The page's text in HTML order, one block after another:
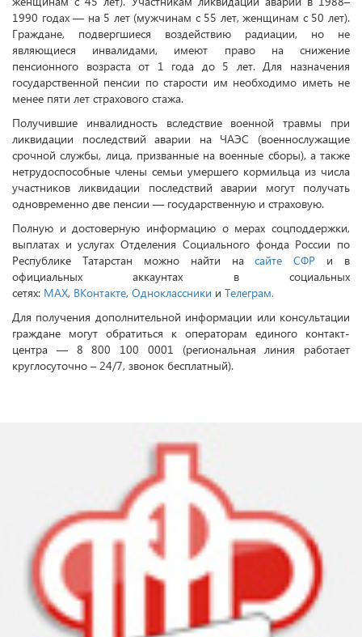
1990 годах — на 5 лет (мужчинам с 55 лет, женщинам с 50 лет).
Граждане, подвергшиеся воздействию радиации, но не
являющиеся инвалидами, имеют право на снижение
пенсионного возраста от 1 года до 5 лет. Для назначения
государственной пенсии по старости им необходимо иметь не
менее пяти лет страхового стажа.
Получившие инвалидность вследствие военной травмы при
ликвидации последствий аварии на ЧАЭС (военнослужащие
срочной службы, лица, призванные на военные сборы), а также
нетрудоспособные члены семьи умершего кормильца из числа
участников ликвидации последствий аварии могут получать
одновременно две пенсии — государственную и страховую.
Полную и достоверную информацию о мерах соцподдержки,
выплатах и услугах Отделения Социального фонда России по
Республике Татарстан можно найти насайте СФР и в
официальных аккаунтах в социальных
сетях: MAX, ВКонтакте, Одноклассники и Телеграм.
Для получения дополнительной информации или консультации
граждане могут обратиться к операторам единого контакт-
центра — 8 800 100 0001 (региональная линия работает
круглосуточно – 24/7, звонок бесплатный).